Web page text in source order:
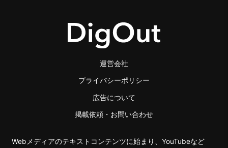
運営会社
プライバシーポリシー
広告について
掲載依頼・お問い合わせ
Webメディアのテキストコンテンツに始まり、YouTubeなど